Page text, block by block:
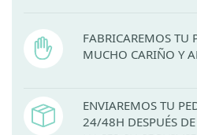
FABRICAREMOS TU
MUCHO CARIÑO Y
ENVIAREMOS TU
24/48H DESPUÉS